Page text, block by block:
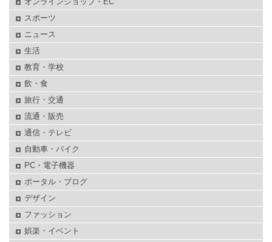
スポーツ
ニュース
生活
教育・学校
飲・食
旅行・交通
流通・販売
通信・テレビ
自動車・バイク
PC・電子機器
ポータル・ブログ
デザイン
ファッション
娯楽・イベント